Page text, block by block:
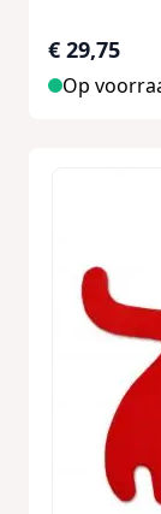
€ 29,75
Op